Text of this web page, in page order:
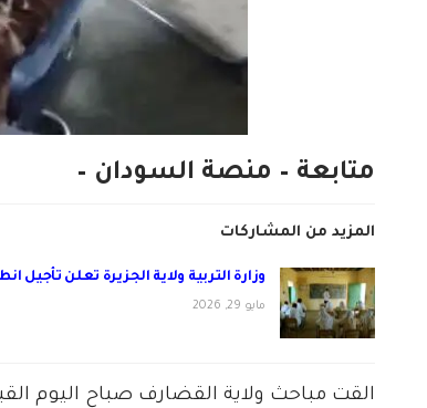
متابعة – منصة السودان –
المزيد من المشاركات
وزارة التربية ولاية الجزيرة تعلن تأجيل
مايو 29, 2026
القت مباحث ولاية القضارف صباح اليوم